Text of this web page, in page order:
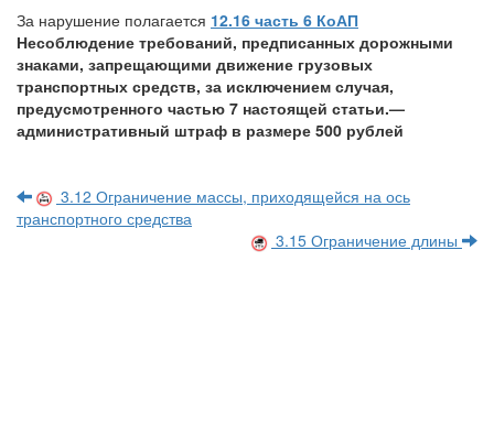
За нарушение полагается 12.16 часть 6 КоАП
Несоблюдение требований, предписанных дорожными
знаками, запрещающими движение грузовых
транспортных средств, за исключением случая,
предусмотренного частью 7 настоящей статьи.—
административный штраф в размере 500 рублей
3.12 Ограничение массы, приходящейся на ось
транспортного средства
3.15 Ограничение длины